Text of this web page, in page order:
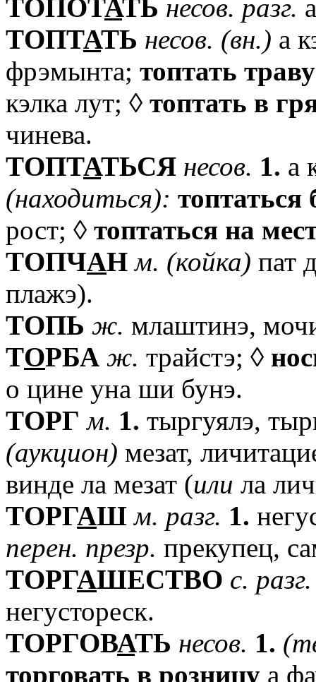
TОПОТАТЬ несов. разг.
TОПТАТЬ несов. (вн.) а
фрэмынта; топтать траву
кэлка лут; ◊ топтать в
чинева.
TОПТАТЬСЯ несов. 1. а
(находиться): топтаться
рост; ◊ топтаться на
TОПЧАН м. (койка) пат
плажэ).
TОПЬ ж. млаштинэ,
TОРБА ж. трайстэ; ◊
о цине уна ши бунэ.
TОРГ м. 1. тыргуялэ,
(аукцион) мезат,
винде ла мезат (или ла
TОРГАШ м. разг. 1.
перен. презр. прекупец,
TОРГАШЕСТВО с. разг.
негустореск.
TОРГОВАТЬ несов. 1.
торговать в розницу а